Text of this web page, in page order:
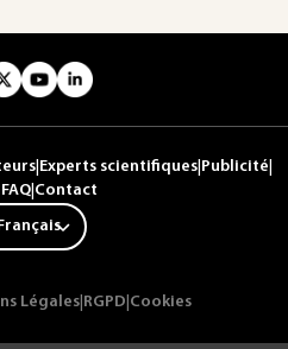
Experts scientifiques Publicité
| Contact
Légales RGPD Cookies